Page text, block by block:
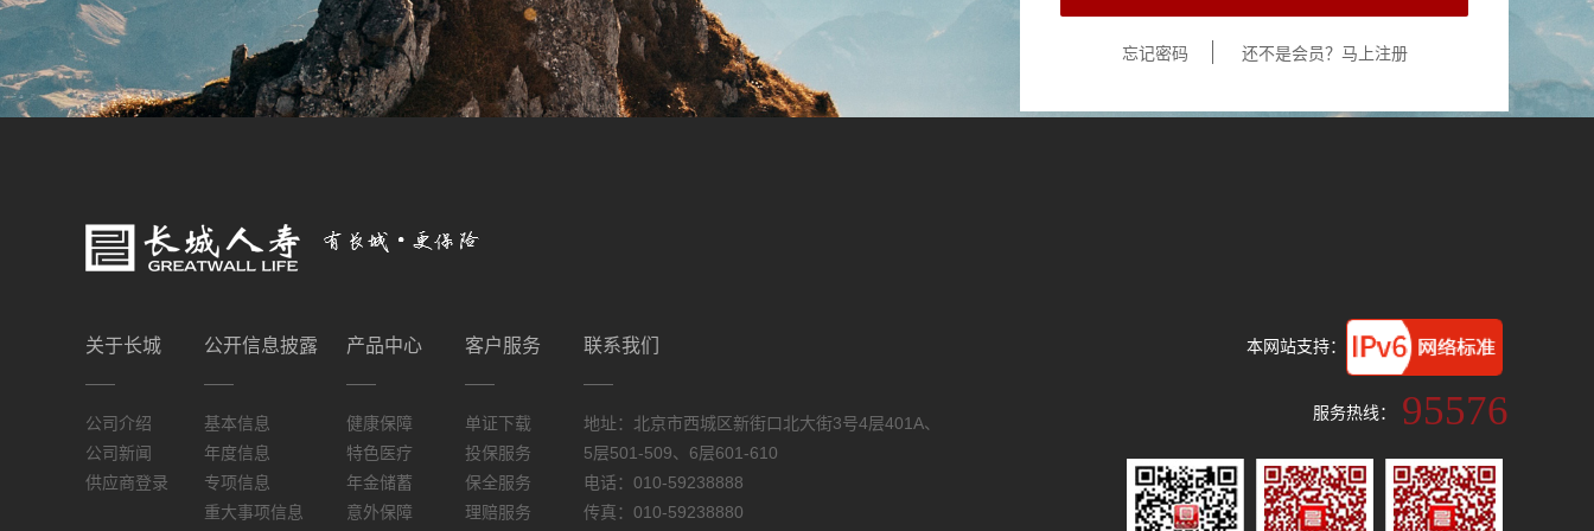
忘记密码 还不是会员？马上注册
关于长城
公司介绍
公司新闻
供应商登录
公开信息披露
基本信息
年度信息
专项信息
重大事项信息
产品中心
健康保障
特色医疗
年金储蓄
意外保障
客户服务
单证下载
投保服务
保全服务
理赔服务
联系我们
地址：北京市西城区新街口北大街3号4层401A、
5层501-509、6层601-610
电话：010-59238888
传真：010-59238880
本网站支持：
服务热线： 95576